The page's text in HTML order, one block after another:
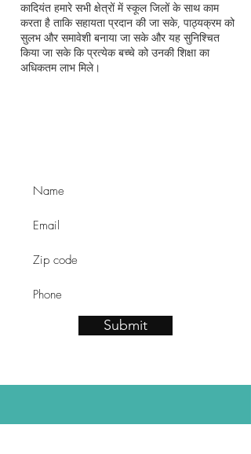
कादियंत हमारे सभी क्षेत्रों में स्कूल जिलों के साथ काम
करता है ताकि सहायता प्रदान की जा सके, पाठ्यक्रम को
सुलभ और समावेशी बनाया जा सके और यह सुनिश्चित
किया जा सके कि प्रत्येक बच्चे को उनकी शिक्षा का
अधिकतम लाभ मिले।
Submit